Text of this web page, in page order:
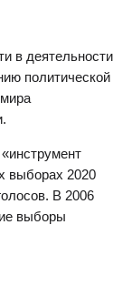
в деятельности
политической
выборах 2020
В 2006
выборы